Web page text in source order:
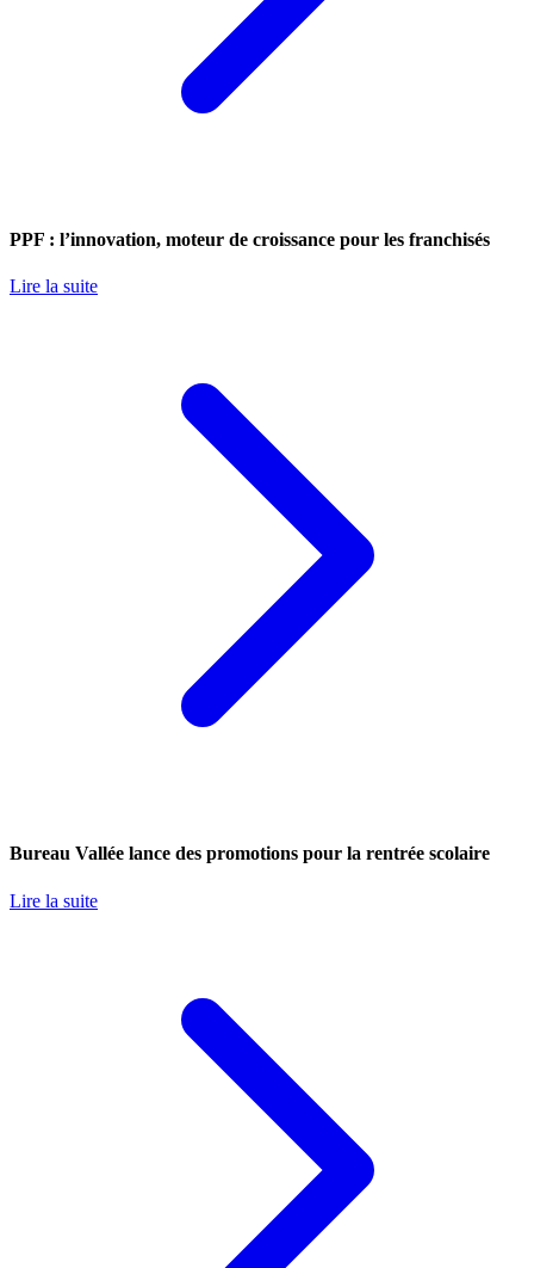
PPF : l’innovation, moteur de croissance pour les franchisés
Lire la suite
Bureau Vallée lance des promotions pour la rentrée scolaire
Lire la suite